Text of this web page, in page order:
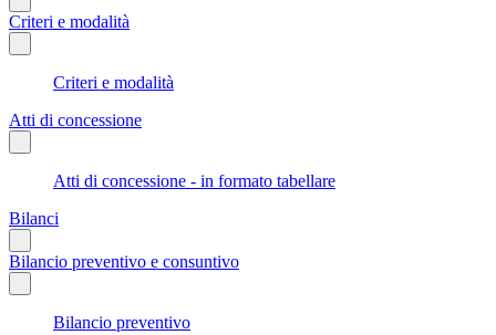
Criteri e modalità
Criteri e modalità
Atti di concessione
Atti di concessione - in formato tabellare
Bilanci
Bilancio preventivo e consuntivo
Bilancio preventivo